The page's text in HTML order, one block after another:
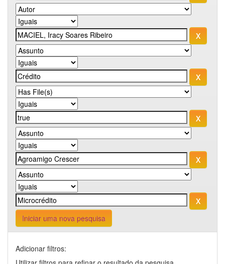
Iniciar uma nova pesquisa
Adicionar filtros: